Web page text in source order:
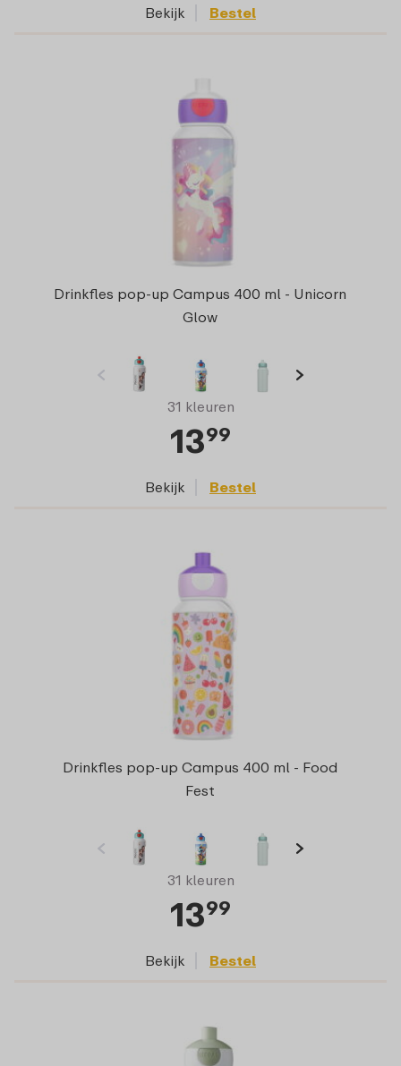
Bekijk Bestel
Drinkfles pop-up Campus 400 ml - Unicorn
Glow
31 kleuren
1399
Bekijk Bestel
Drinkfles pop-up Campus 400 ml - Food
Fest
31 kleuren
1399
Bekijk Bestel